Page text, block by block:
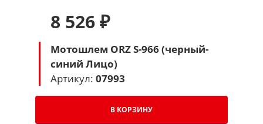
8 526 ₽
Мотошлем ORZ S-966 (черный-
синий Лицо)
Артикул: 07993
В КОРЗИНУ